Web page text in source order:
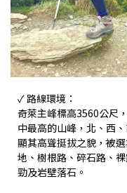
✓ 路線環境：
奇萊主峰標高3560公尺
中最高的山峰，北、西
顯其高聳挺拔之貌，被
地、樹根路、碎石路、
勁及岩壁落石 。